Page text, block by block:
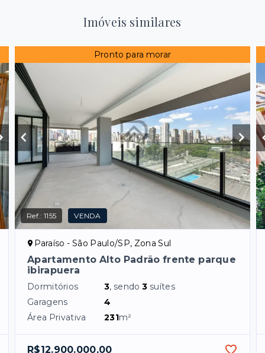
Imóveis similares
Pronto para morar
Ref.:1155 VENDA
Paraíso - São Paulo/SP, Zona Sul
Apartamento Alto Padrão frente parque
ibirapuera
Dormitórios 3, sendo3 suítes
Garagens
4
Área Privativa
231m²
R$12.900.000,00